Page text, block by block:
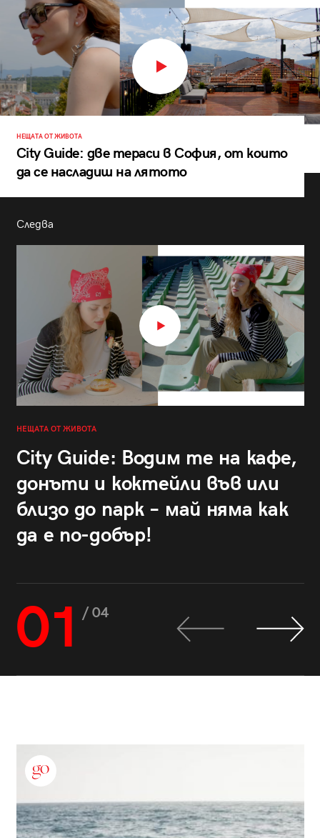
НЕЩАТА ОТ ЖИВОТА
City Guide: две тераси в София, от които
да се насладиш на лятото
Следва
НЕЩАТА ОТ ЖИВОТА
City Guide: Водим те на кафе,
донъти и коктейли във или
близо до парк – май няма как
да е по-добър!
01 / 04